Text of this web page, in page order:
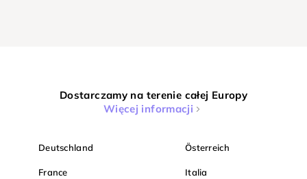
Dostarczamy na terenie całej Europy
Więcej informacji
Deutschland Österreich
France Italia